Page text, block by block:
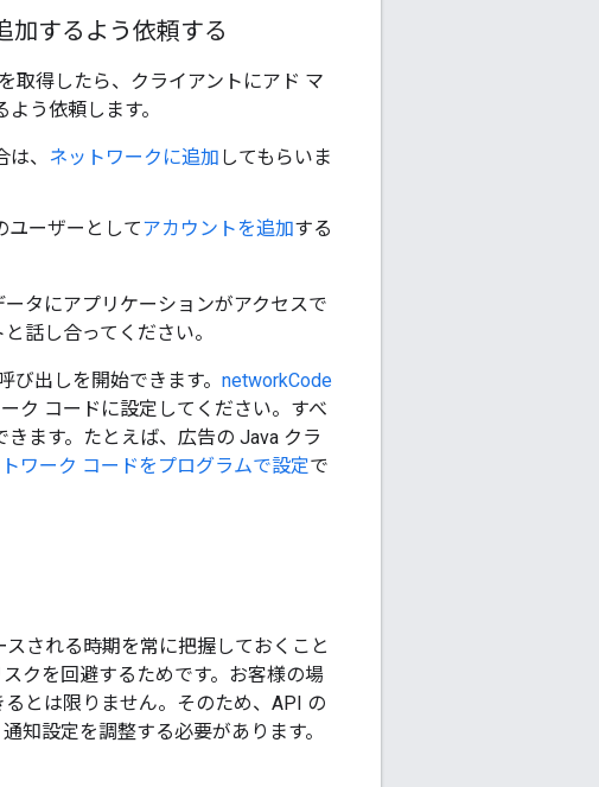
加するよう依頼する
取得したら、クライアントにアド マ
う依頼します。
、 ネットワークに追加 してもらいま
ユーザーとしてアカウントを追加する
タにアプリケーションがアクセスで
話し合ってください。
出しを開始できます。 networkCode
ク コードに設定してください。すべ
ます。たとえば、広告の Java クラ
ワーク コードをプログラムで設定で
される時期を常に把握しておくこと
クを回避するためです。お客様の場
とは限りません。そのため、API の
知設定を調整する必要があります。